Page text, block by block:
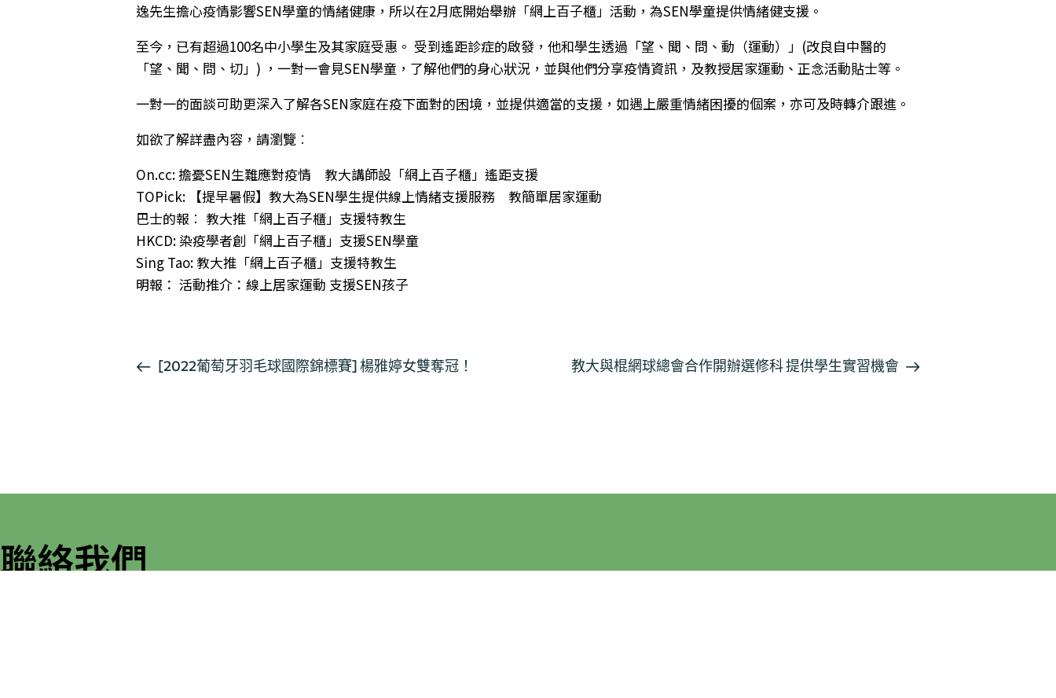
逸先生擔心疫情影響SEN學童的情緒健康，所以在2月底開始舉辦「網上百子櫃」活動，為SEN學童提供情緒健支援。
至今，已有超過100名中小學生及其家庭受惠。 受到遙距診症的啟發，他和學生透過「望、聞、問、動（運動）」(改良自中醫的
「望、聞、問、切」) ，一對一會見SEN學童，了解他們的身心狀況，並與他們分享疫情資訊，及教授居家運動、正念活動貼士等。
一對一的面談可助更深入了解各SEN家庭在疫下面對的困境，並提供適當的支援，如遇上嚴重情緒困擾的個案，亦可及時轉介跟進。
如欲了解詳盡內容，請瀏覽︰
On.cc:擔憂SEN生難應對疫情 教大講師設「網上百子櫃」遙距支援
TOPick: 【提早暑假】教大為SEN學生提供線上情緒支援服務 教簡單居家運動
巴士的報︰ 教大推「網上百子櫃」支援特教生
HKCD:染疫學者創「網上百子櫃」支援SEN學童
Sing Tao: 教大推「網上百子櫃」支援特教生
明報： 活動推介：線上居家運動 支援SEN孩子
活[2022葡萄牙羽毛球國際錦標賽] 楊雅婷女雙奪冠！ 教大與棍網球總會合作開辦選修科 提供學生實習機會
聯絡我們